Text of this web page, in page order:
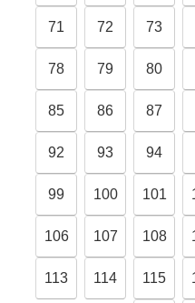
71 72 73
78 79 80
85 86 87
92 93 94
99 100 101
106 107 108
113 114 115